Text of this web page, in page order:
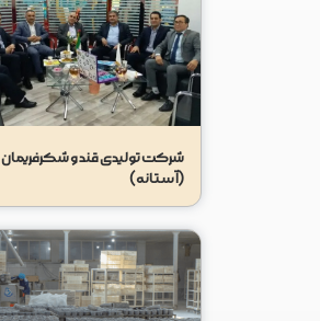
شرکت تولیدی قند و شکرفریمان
(آستانه)